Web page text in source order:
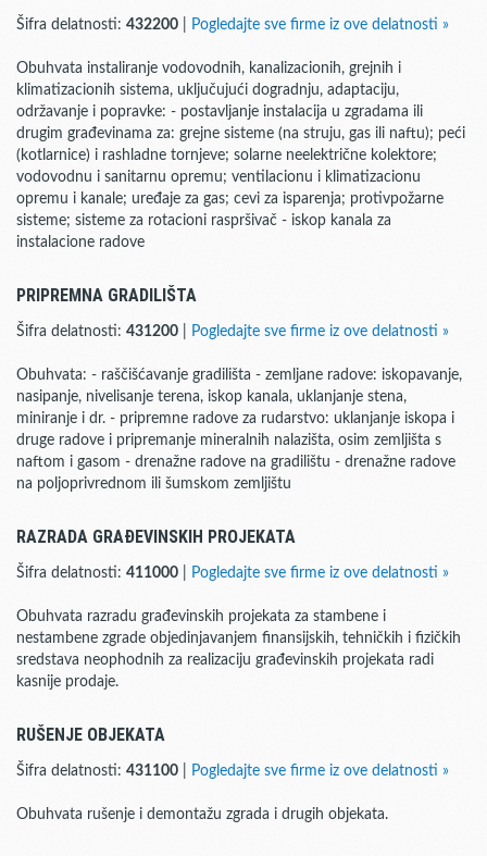
Šifra delatnosti: 432200 Pogledajte sve firme iz ove delatnosti »
Obuhvata instaliranje vodovodnih, kanalizacionih, grejnih i
klimatizacionih sistema, uključujući dogradnju, adaptaciju,
održavanje i popravke: - postavljanje instalacija u zgradama ili
drugim građevinama za: grejne sisteme (na struju, gas ili naftu); peći
(kotlarnice) i rashladne tornjeve; solarne neelektrične kolektore;
vodovodnu i sanitarnu opremu; ventilacionu i klimatizacionu
opremu i kanale; uređaje za gas; cevi za isparenja; protivpožarne
sisteme; sisteme za rotacioni raspršivač - iskop kanala za
instalacione radove
PRIPREMNA GRADILIŠTA
Šifra delatnosti: 431200 Pogledajte sve firme iz ove delatnosti »
Obuhvata: - raščišćavanje gradilišta - zemljane radove: iskopavanje,
nasipanje, nivelisanje terena, iskop kanala, uklanjanje stena,
miniranje i dr. - pripremne radove za rudarstvo: uklanjanje iskopa i
druge radove i pripremanje mineralnih nalazišta, osim zemljišta s
naftom i gasom - drenažne radove na gradilištu - drenažne radove
na poljoprivrednom ili šumskom zemljištu
RAZRADA GRAĐEVINSKIH PROJEKATA
Šifra delatnosti: 411000 Pogledajte sve firme iz ove delatnosti »
Obuhvata razradu građevinskih projekata za stambene i
nestambene zgrade objedinjavanjem finansijskih, tehničkih i fizičkih
sredstava neophodnih za realizaciju građevinskih projekata radi
kasnije prodaje.
RUŠENJE OBJEKATA
Šifra delatnosti: 431100 Pogledajte sve firme iz ove delatnosti »
Obuhvata rušenje i demontažu zgrada i drugih objekata.